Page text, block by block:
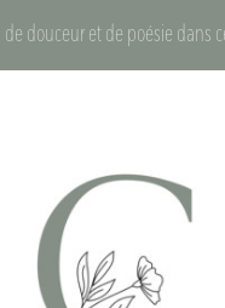
douceur et de poésie dans